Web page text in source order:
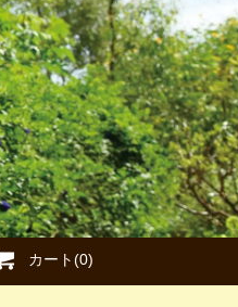
カート(0)